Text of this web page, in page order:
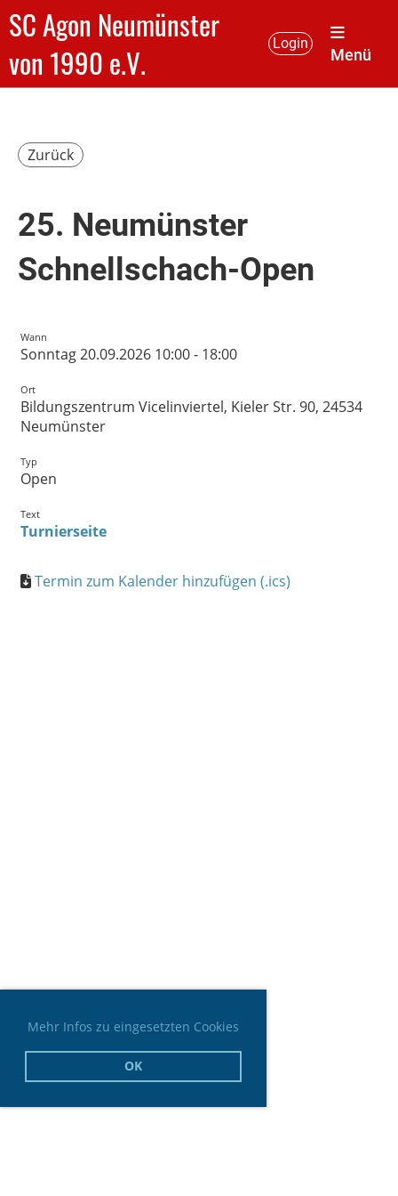
Mehr Infos zu eingesetzten Cookies
OK
SC Agon Neumünster
von 1990 e.V.
Login
Menü
Zurück
25. Neumünster
Schnellschach-Open
Wann
Sonntag 20.09.2026 10:00 - 18:00
Ort
Bildungszentrum Vicelinviertel, Kieler Str. 90, 24534
Neumünster
Typ
Open
Text
Turnierseite
Termin zum Kalender hinzufügen (.ics)